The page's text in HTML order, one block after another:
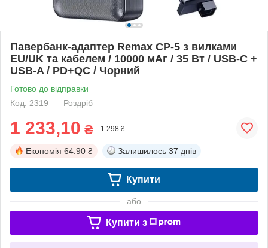
Павербанк-адаптер Remax CP-5 з вилками
EU/UK та кабелем / 10000 мАг / 35 Вт / USB-C +
USB-A / PD+QC / Чорний
Готово до відправки
Код: 2319
Роздріб
1 233,10 ₴ 1 298 ₴
Економія 64.90 ₴ Залишилось 37 днів
Купити
або
Купити з